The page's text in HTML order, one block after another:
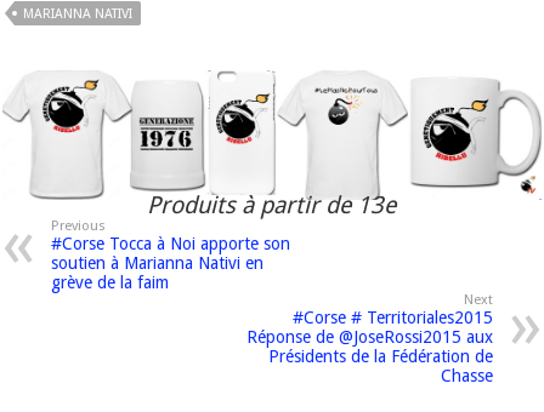
MARIANNA NATIVI
Produits à partir de 13e
Previous
#Corse Tocca à Noi apporte son
soutien à Marianna Nativi en
grève de la faim
Next
#Corse # Territoriales2015
Réponse de @JoseRossi2015 aux
Présidents de la Fédération de
Chasse